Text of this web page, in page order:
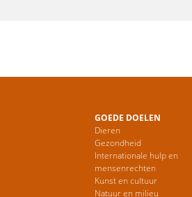
GOEDE DOELEN
Dieren
Gezondheid
Internationale hulp en
mensenrechten
Kunst en cultuur
Natuur en milieu